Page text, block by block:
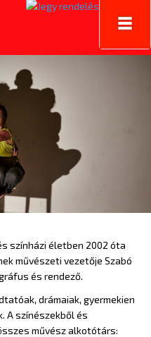
színházi életben 2002 óta
művészeti vezetője Szabó
és rendező.
drámaiak, gyermekien
A színészekből és
művész alkotótárs: